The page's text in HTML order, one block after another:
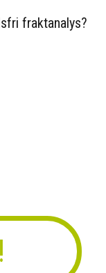
Skicka
fraktanalys?